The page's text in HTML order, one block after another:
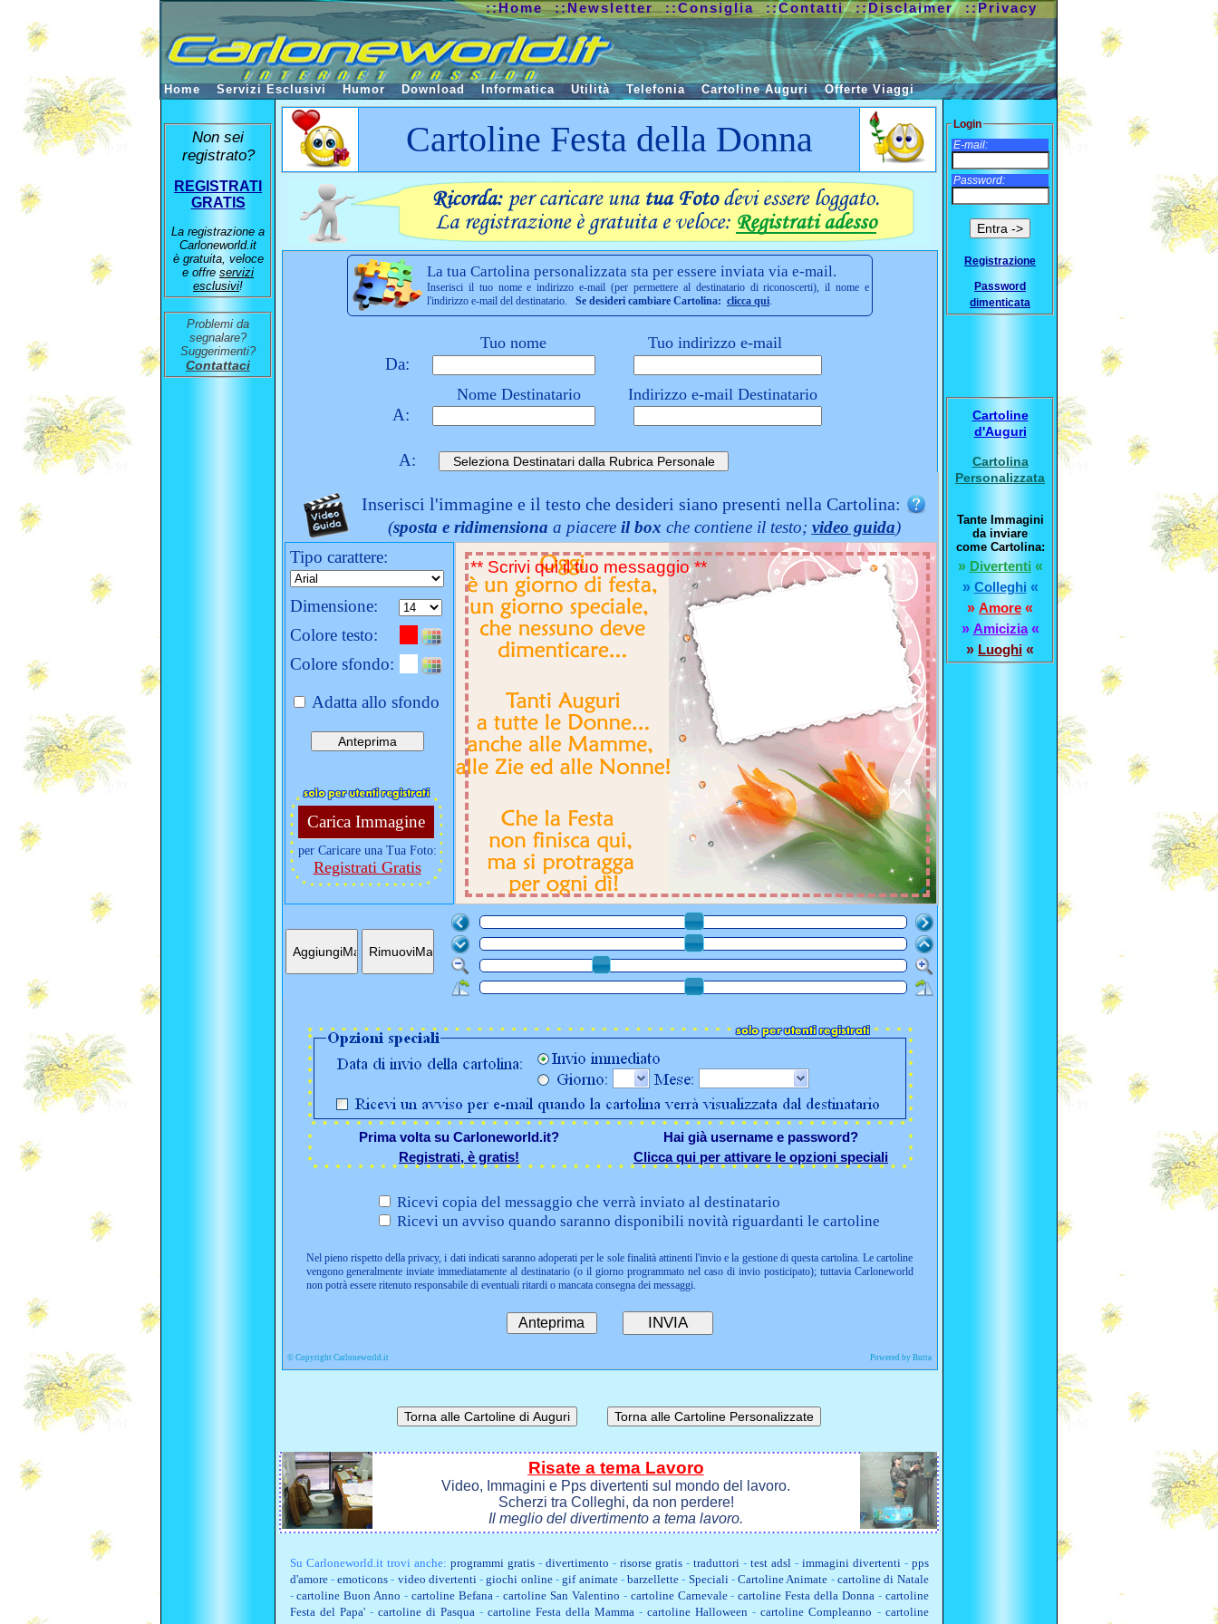
Cartoline Festa della Donna
La tua Cartolina personalizzata sta per essere inviata via e-mail.
Inserisci il tuo nome e indirizzo e-mail (per permettere al destinatario di riconoscerti), il nome e
l'indirizzo e-mail del destinatario. Se desideri cambiare Cartolina: clicca qui.
Tuo nome Tuo indirizzo e-mail
Da:
Nome Destinatario Indirizzo e-mail Destinatario
A:
A:
Inserisci l'immagine e il testo che desideri siano presenti nella Cartolina:
(sposta e ridimensiona a piacere il box che contiene il testo; video guida)
Tipo carattere:
Dimensione:
Colore testo:
Colore sfondo:
Adatta allo sfondo
Carica Immagine
per Caricare una Tua Foto:
Registrati Gratis
Prima volta su Carloneworld.it?
Registrati, è gratis!
Hai già username e password?
Clicca qui per attivare le opzioni speciali
Ricevi copia del messaggio che verrà inviato al destinatario
Ricevi un avviso quando saranno disponibili novità riguardanti le cartoline
Nel pieno rispetto della privacy, i dati indicati saranno adoperati per le sole finalità attinenti l'invio e la gestione di questa cartolina. Le cartoline
vengono generalmente inviate immediatamente al destinatario (o il giorno programmato nel caso di invio posticipato); tuttavia Carloneworld
non potrà essere ritenuto responsabile di eventuali ritardi o mancata consegna dei messaggi.
© Copyright Carloneworld.it Powered by Butta
Risate a tema Lavoro
Video, Immagini e Pps divertenti sul mondo del lavoro.
Scherzi tra Colleghi, da non perdere!
Il meglio del divertimento a tema lavoro.
Su Carloneworld.ittrovi anche: programmi gratis- divertimento - risorse gratis- traduttori- test adsl- immagini divertenti- pps
d'amore-emoticons - video divertenti-giochi online-gif animate-barzellette - Speciali-Cartoline Animate - cartoline di Natale
-cartoline Buon Anno - cartoline Befana-cartoline San Valentino - cartoline Carnevale-cartoline Festa della Donna- cartoline
Festa del Papa'- cartoline di Pasqua- cartoline Festa della Mamma -cartoline Halloween -cartoline Compleanno - cartoline
Non sei
registrato?
REGISTRATI
GRATIS
La registrazione a
Carloneworld.it
è gratuita, veloce
e offre servizi
esclusivi!
Problemi da
segnalare?
Suggerimenti?
Contattaci
Login
E-mail:
Password:
Registrazione
Password
dimenticata
Cartoline
d'Auguri
Cartolina
Personalizzata
Tante Immagini
da inviare
come Cartolina:
» Divertenti «
» Colleghi «
» Amore «
» Amicizia«
» Luoghi «
::Home ::Newsletter ::Consiglia ::Contatti ::Disclaimer ::Privacy
Home Servizi Esclusivi Humor Download Informatica Utilità Telefonia Cartoline Auguri Offerte Viaggi